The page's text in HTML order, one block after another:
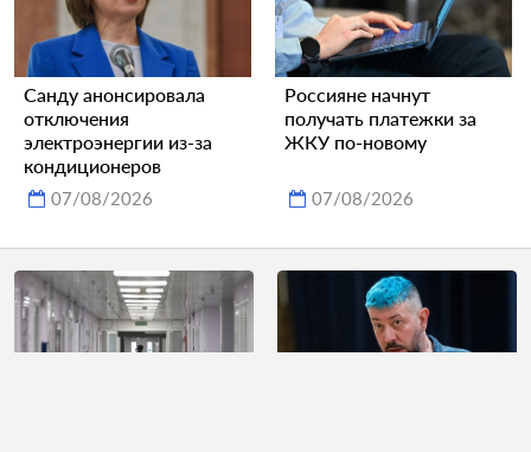
Санду анонсировала
отключения
электроэнергии из-за
кондиционеров
07/08/2026
Россияне начнут
получать платежки за
ЖКУ по-новому
07/08/2026